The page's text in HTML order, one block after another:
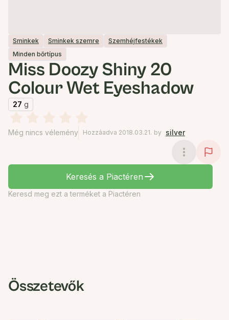
Sminkek Sminkek szemre
Szemhéjfestékek
Minden bőrtípus
Miss Doozy Shiny 20
Colour Wet Eyeshadow
27 g
Még nincs vélemény Hozzáadva 2018.03.21. by silver
Keresés a Piactéren
Keresd meg ezt a terméket a Piactéren
Összetevők